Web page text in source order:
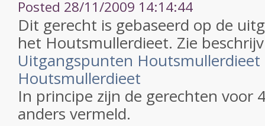
Posted 28/11/2009 14:14:44
Dit gerecht is gebaseerd op de
het Houtsmullerdieet. Zie
Uitgangspunten Houtsmullerdieet
Houtsmullerdieet
In principe zijn de gerechten voor
anders vermeld.